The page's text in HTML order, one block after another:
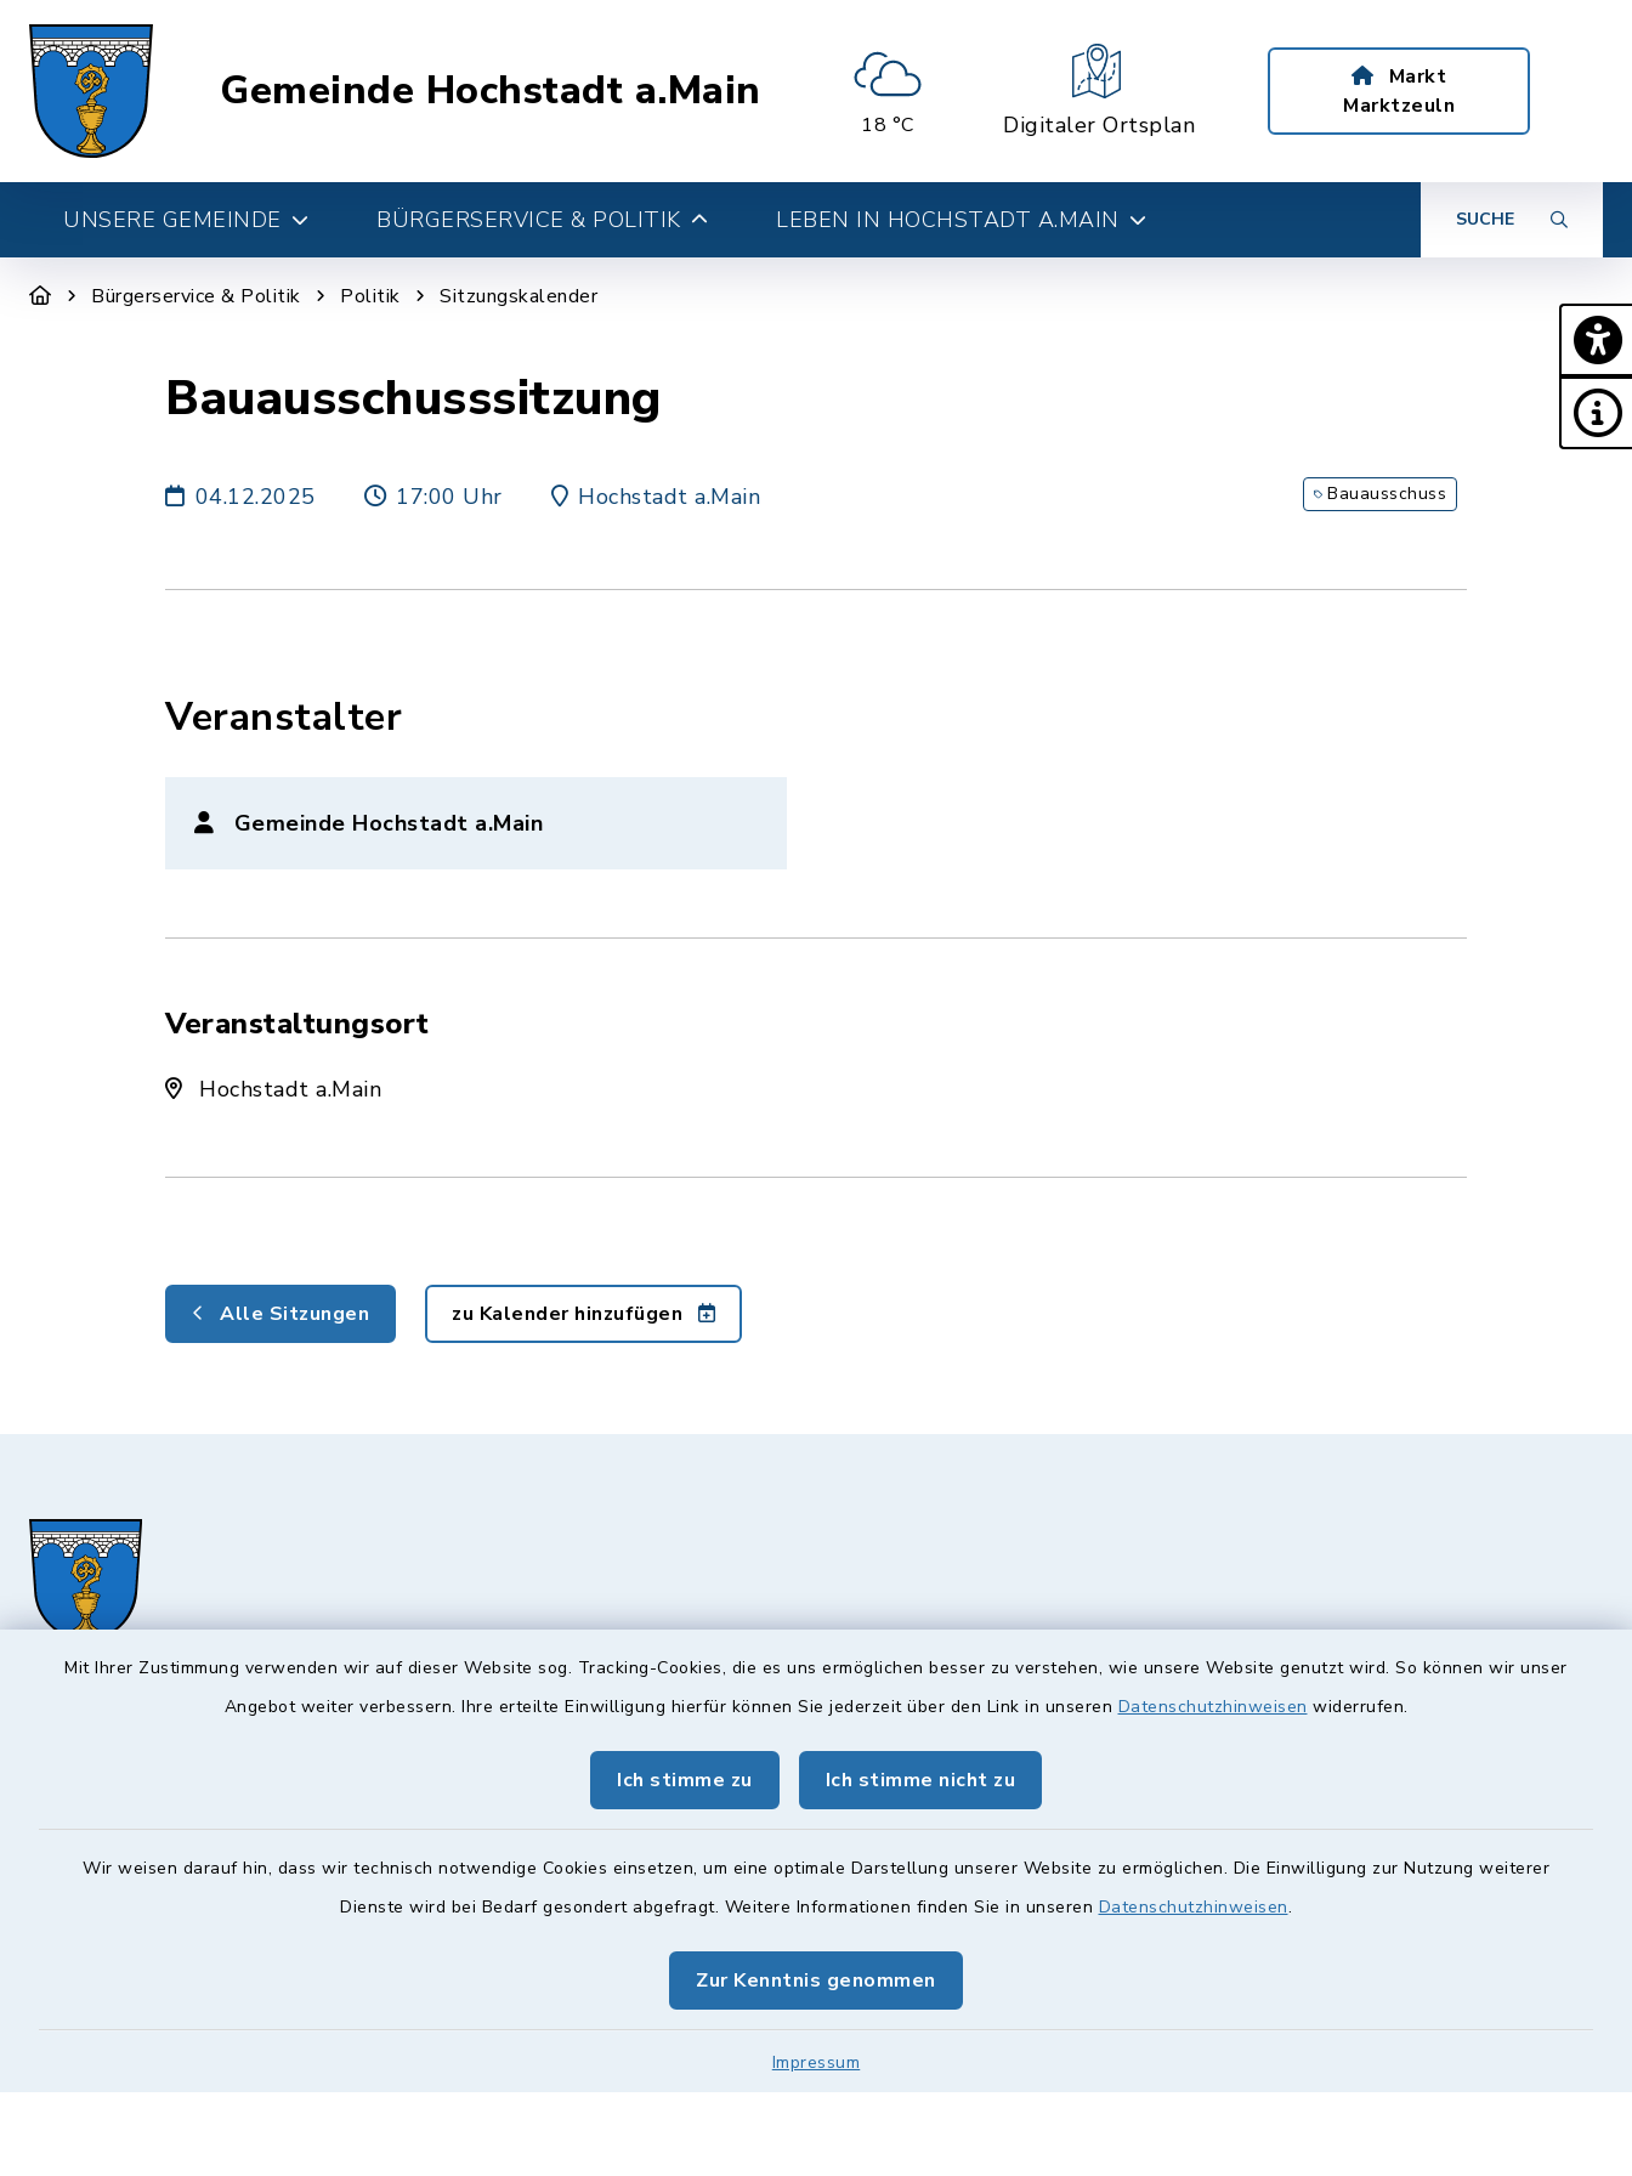
Mit Ihrer Zustimmung verwenden wir auf dieser Website sog. Tracking-Cookies, die es uns ermöglichen besser zu verstehen, wie unsere Website genutzt wird. So können wir unser
Angebot weiter verbessern. Ihre erteilte Einwilligung hierfür können Sie jederzeit über den Link in unseren Datenschutzhinweisen widerrufen.
Ich stimme zu Ich stimme nicht zu
Wir weisen darauf hin, dass wir technisch notwendige Cookies einsetzen, um eine optimale Darstellung unserer Website zu ermöglichen. Die Einwilligung zur Nutzung weiterer
Dienste wird bei Bedarf gesondert abgefragt. Weitere Informationen finden Sie in unseren Datenschutzhinweisen.
Zur Kenntnis genommen
Impressum
Gemeinde Hochstadt a.Main
18 °C Digitaler Ortsplan
Markt
Marktzeuln
UNSERE GEMEINDE BÜRGERSERVICE & POLITIK LEBEN IN HOCHSTADT A.MAIN SUCHE
Bürgerservice & Politik Politik Sitzungskalender
Bauausschusssitzung
04.12.2025 17:00 Uhr Hochstadt a.Main Bauausschuss
Veranstalter
Gemeinde Hochstadt a.Main
Veranstaltungsort
Hochstadt a.Main
Alle Sitzungen zu Kalender hinzufügen
Hochstadt a.Main
09574 6236-42
Öffnungszeiten
Montag, Mittwoch und Freitag:
08:00-12:00 Uhr
Donnerstag zusätzlich:
14:30-18:00 Uhr
Bürgersprechstunde
Diese findet nach Vereinbarung statt.
Quicklinks
geoPortal Lichtenfels